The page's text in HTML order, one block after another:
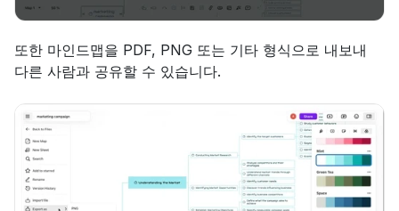
또한 마인드맵을 PDF, PNG 또는 기타 형식으로 내보내
다른 사람과 공유할 수 있습니다.